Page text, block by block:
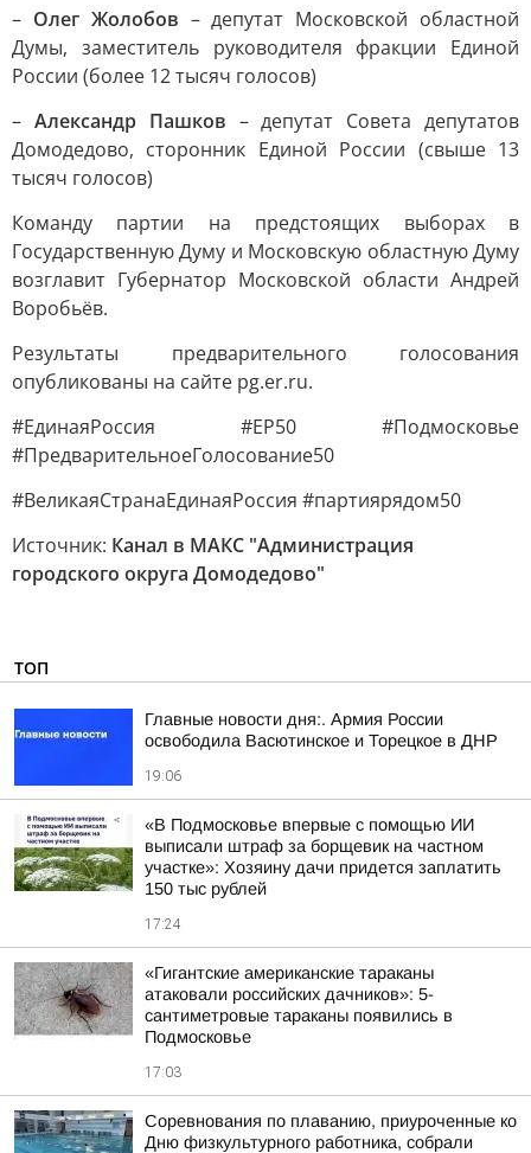
– Олег Жолобов – депутат Московской областной
Думы, заместитель руководителя фракции Единой
России (более 12 тысяч голосов)
– Александр Пашков – депутат Совета депутатов
Домодедово, сторонник Единой России (свыше 13
тысяч голосов)
Команду партии на предстоящих выборах в
Государственную Думу и Московскую областную Думу
возглавит Губернатор Московской области Андрей
Воробьёв.
Результаты предварительного голосования
опубликованы на сайте pg.er.ru.
#ЕдинаяРоссия #ЕР50 #Подмосковье
#ПредварительноеГолосование50
#ВеликаяСтранаЕдинаяРоссия #партиярядом50
Источник: Канал в МАКС "Администрация
городского округа Домодедово"
ТОП
Главные новости дня:. Армия России
освободила Васютинское и Торецкое в ДНР
19:06
«В Подмосковье впервые с помощью ИИ
выписали штраф за борщевик на частном
участке»: Хозяину дачи придется заплатить
150 тыс рублей
17:24
«Гигантские американские тараканы
атаковали российских дачников»: 5-
сантиметровые тараканы появились в
Подмосковье
17:03
Соревнования по плаванию, приуроченные ко
Дню физкультурного работника, собрали